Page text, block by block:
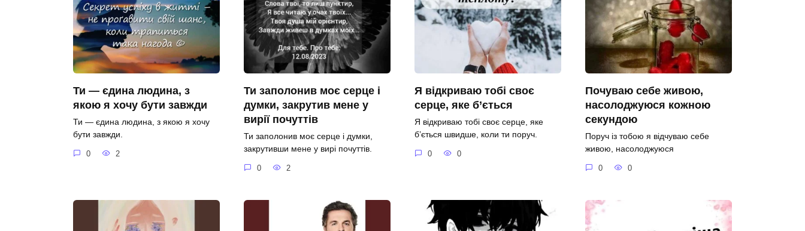
Ти — єдина людина, з
якою я хочу бути завжди
Ти — єдина людина, з якою я хочу
бути завжди.
0 2
Ти заполонив моє серце і
думки, закрутив мене у
вирії почуттів
Ти заполонив моє серце і думки,
закрутивши мене у вирі почуттів.
0 2
Я відкриваю тобі своє
серце, яке б’ється
Я відкриваю тобі своє серце, яке
б’ється швидше, коли ти поруч.
0 0
Почуваю себе живою,
насолоджуюся кожною
секундою
Поруч із тобою я відчуваю себе
живою, насолоджуюся
0 0